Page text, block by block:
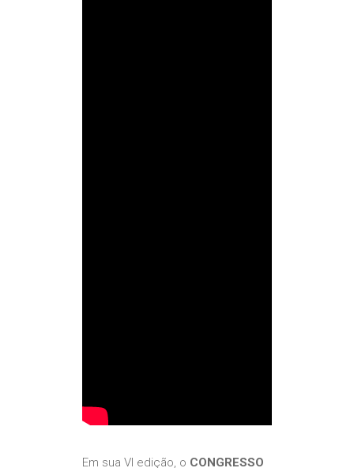
Em sua VI edição, o CONGRESSO